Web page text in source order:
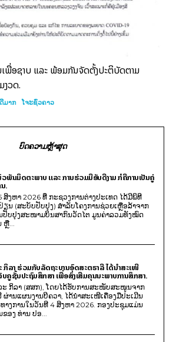
ເພື່ອຊາບ ແລະ ພ້ອມກັນຈັດຕັ້ງປະຕິບັດຕາມ
ງວດ.
ມາກ ໂຈະຊົ່ວຄາວ
ບົດຄວາມຫຼ້າສຸດ
ພັນມິດຕະພາບ ແລະ ການຮ່ວມມືອັນດີງາມ ກໍຄືການເປັນຄູ່
.
ສິງຫາ 2026 ທີ່ ກະຊວງການຕ່າງປະເທດ ໄດ້ມີພິທີ
ຽນ (ສະບັບປັບປຸງ) ສໍາລັບໂຄງການຊ່ວຍເຫຼືອລ້າຈາກ
ປັບປຸງສະໜາມບິນສາກົນວັດໄຕ ມູນຄ່າລວມທັງໝົດ
...
ກິລາ ຮ່ວມກັບລັດຖະບານອົດສະຕຣາລີ ໄດ້ນຳສະເໜີ
ບຄູຊັ້ນປະຖົມສຶກສາ ເພື່ອສົ່ງເສີມຄຸນນະພາບການສຶກສາ.
ະ ກິລາ (ສສກ), ໂດຍໄດ້ຮັບການສະໜັບສະໜູນຈາກ
ານແຜນງານບີຄວາ, ໄດ້ນຳສະເໜີເຄື່ອງມືປະເມີນ
າງການໃນວັນທີ 4 ສິງຫາ 2026. ກອງປະຊຸມແມ່ນ
ອງ ທ່ານ ປອ...